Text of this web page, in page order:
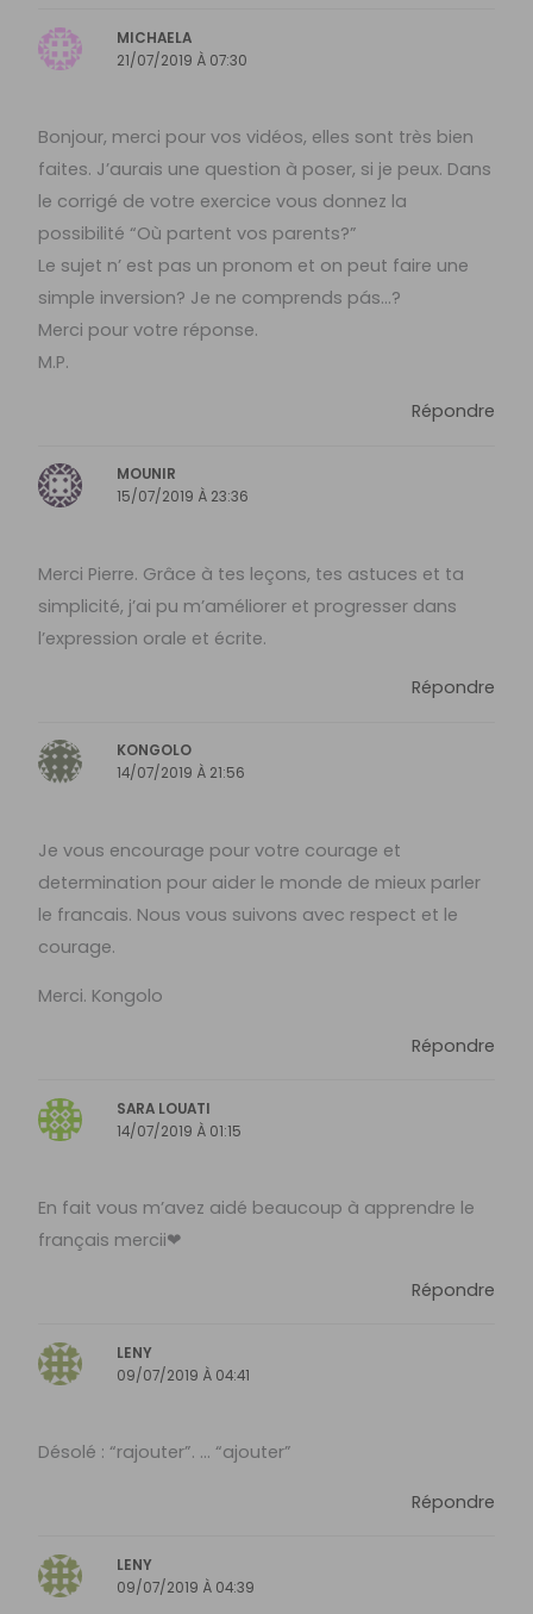
MICHAELA
21/07/2019 À 07:30
Bonjour, merci pour vos vidéos, elles sont très bien
faites. J’aurais une question à poser, si je peux. Dans
le corrigé de votre exercice vous donnez la
possibilité “Où partent vos parents?”
Le sujet n’ est pas un pronom et on peut faire une
simple inversion? Je ne comprends pás…?
Merci pour votre réponse.
M.P.
Répondre
MOUNIR
15/07/2019 À 23:36
Merci Pierre. Grâce à tes leçons, tes astuces et ta
simplicité, j’ai pu m’améliorer et progresser dans
l’expression orale et écrite.
Répondre
KONGOLO
14/07/2019 À 21:56
Je vous encourage pour votre courage et
determination pour aider le monde de mieux parler
le francais. Nous vous suivons avec respect et le
courage.
Merci. Kongolo
Répondre
SARA LOUATI
14/07/2019 À 01:15
En fait vous m’avez aidé beaucoup à apprendre le
français mercii❤
Répondre
LENY
09/07/2019 À 04:41
Désolé : “rajouter”. … “ajouter”
Répondre
LENY
09/07/2019 À 04:39